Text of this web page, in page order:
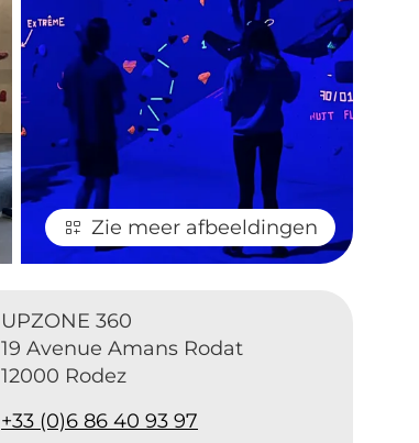
Zie meer afbeeldingen
UPZONE 360
19 Avenue Amans Rodat
12000 Rodez
+33 (0)6 86 40 93 97